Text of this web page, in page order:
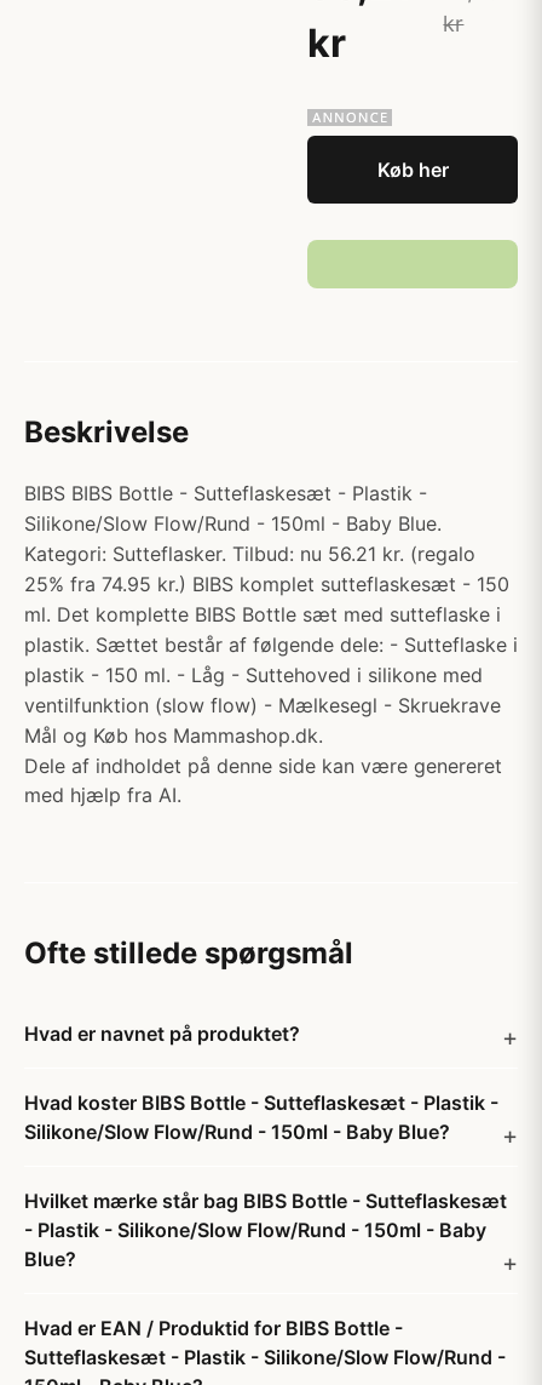
kr
kr
Køb her
Beskrivelse
BIBS BIBS Bottle - Sutteflaskesæt - Plastik -
Silikone/Slow Flow/Rund - 150ml - Baby Blue.
Kategori: Sutteflasker. Tilbud: nu 56.21 kr. (regalo
25% fra 74.95 kr.) BIBS komplet sutteflaskesæt - 150
ml. Det komplette BIBS Bottle sæt med sutteflaske i
plastik. Sættet består af følgende dele: - Sutteflaske i
plastik - 150 ml. - Låg - Suttehoved i silikone med
ventilfunktion (slow flow) - Mælkesegl - Skruekrave
Mål og Køb hos Mammashop.dk.
Dele af indholdet på denne side kan være genereret
med hjælp fra AI.
Ofte stillede spørgsmål
Hvad er navnet på produktet?
Hvad koster BIBS Bottle - Sutteflaskesæt - Plastik -
Silikone/Slow Flow/Rund - 150ml - Baby Blue?
Hvilket mærke står bag BIBS Bottle - Sutteflaskesæt
- Plastik - Silikone/Slow Flow/Rund - 150ml - Baby
Blue?
Hvad er EAN / Produktid for BIBS Bottle -
Sutteflaskesæt - Plastik - Silikone/Slow Flow/Rund -